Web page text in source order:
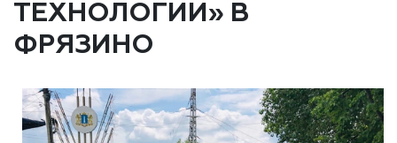
ТЕХНОЛОГИИ» В
ФРЯЗИНО